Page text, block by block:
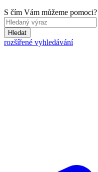
S čím Vám můžeme pomoci?
Hledat
rozšířené vyhledávání